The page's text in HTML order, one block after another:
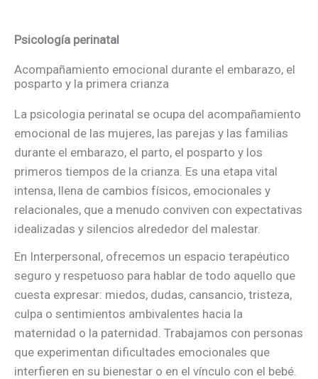
Psicología perinatal
Acompañamiento emocional durante el embarazo, el
posparto y la primera crianza
La psicologia perinatal se ocupa del acompañamiento
emocional de las mujeres, las parejas y las familias
durante el embarazo, el parto, el posparto y los
primeros tiempos de la crianza. Es una etapa vital
intensa, llena de cambios físicos, emocionales y
relacionales, que a menudo conviven con expectativas
idealizadas y silencios alrededor del malestar.
En Interpersonal, ofrecemos un espacio terapéutico
seguro y respetuoso para hablar de todo aquello que
cuesta expresar: miedos, dudas, cansancio, tristeza,
culpa o sentimientos ambivalentes hacia la
maternidad o la paternidad. Trabajamos con personas
que experimentan dificultades emocionales que
interfieren en su bienestar o en el vínculo con el bebé.